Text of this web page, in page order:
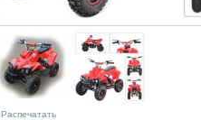
Распечатать